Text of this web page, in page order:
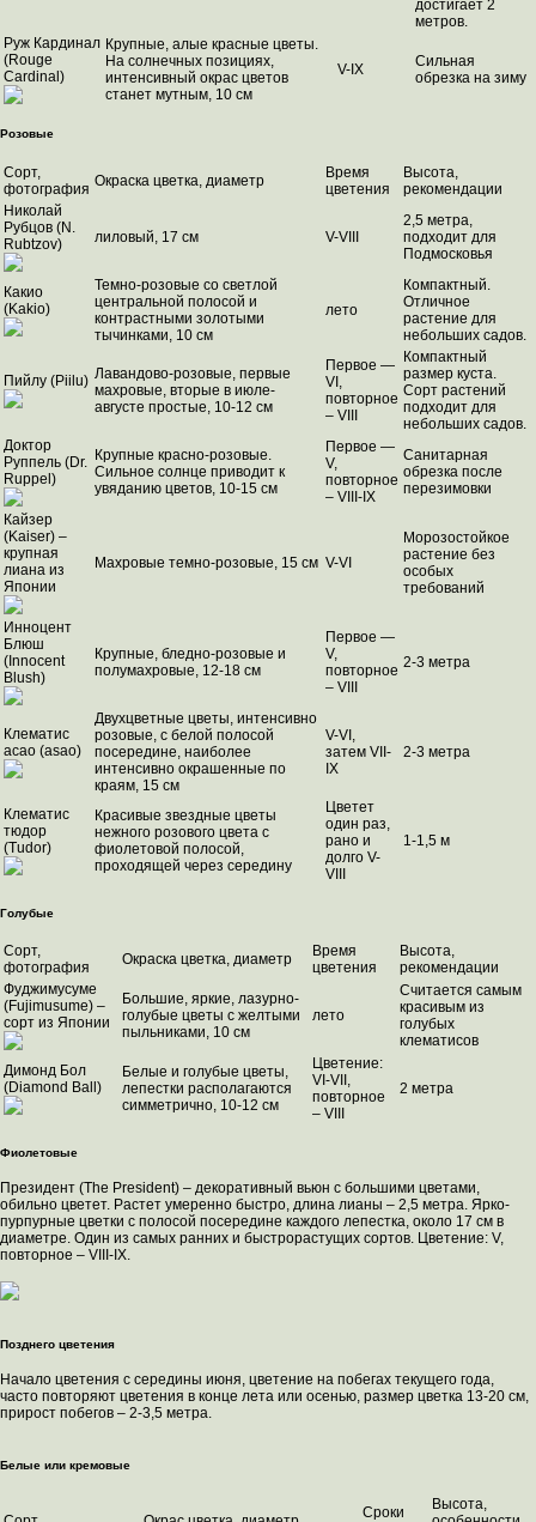
достигает 2
метров.
Руж Кардинал
(Rouge
Cardinal)
Крупные, алые красные цветы.
На солнечных позициях,
интенсивный окрас цветов
станет мутным, 10 см
V-IX
Сильная
обрезка на зиму
Розовые
Сорт,
фотография Окраска цветка, диаметр
Время
цветения
Высота,
рекомендации
Николай
Рубцов (N.
Rubtzov)
лиловый, 17 см V-VIII
2,5 метра,
подходит для
Подмосковья
Какио
(Kakio)
Темно-розовые со светлой
центральной полосой и
контрастными золотыми
тычинками, 10 см
лето
Компактный.
Отличное
растение для
небольших садов.
Пийлу (Piilu) Лавандово-розовые, первые
махровые, вторые в июле-
августе простые, 10-12 см
Первое —
VI,
повторное
– VIII
Компактный
размер куста.
Сорт растений
подходит для
небольших садов.
Доктор
Руппель (Dr.
Ruppel)
Крупные красно-розовые.
Сильное солнце приводит к
увяданию цветов, 10-15 см
Первое —
V,
повторное
– VIII-IX
Санитарная
обрезка после
перезимовки
Кайзер
(Kaiser) –
крупная
лиана из
Японии
Махровые темно-розовые, 15 см V-VI
Морозостойкое
растение без
особых
требований
Инноцент
Блюш
(Innocent
Blush)
Крупные, бледно-розовые и
полумахровые, 12-18 см
Первое —
V,
повторное
– VIII
2-3 метра
Клематис
асао (asao)
Двухцветные цветы, интенсивно
розовые, с белой полосой
посередине, наиболее
интенсивно окрашенные по
краям, 15 см
V-VI,
затем VII-
IX
2-3 метра
Клематис
тюдор
(Tudor)
Красивые звездные цветы
нежного розового цвета с
фиолетовой полосой,
проходящей через середину
Цветет
один раз,
рано и
долго V-
VIII
1-1,5 м
Голубые
Сорт,
фотография
Окраска цветка, диаметр
Время
цветения
Высота,
рекомендации
Фуджимусуме
(Fujimusume) –
сорт из Японии
Большие, яркие, лазурно-
голубые цветы с желтыми
пыльниками, 10 см
лето
Считается самым
красивым из
голубых
клематисов
Димонд Бол
(Diamond Ball)
Белые и голубые цветы,
лепестки располагаются
симметрично, 10-12 см
Цветение:
VI-VII,
повторное
– VIII
2 метра
Фиолетовые
Президент (The President) – декоративный вьюн с большими цветами,
обильно цветет. Растет умеренно быстро, длина лианы – 2,5 метра. Ярко-
пурпурные цветки с полосой посередине каждого лепестка, около 17 см в
диаметре. Один из самых ранних и быстрорастущих сортов. Цветение: V,
повторное – VIII-IX.
Позднего цветения
Начало цветения с середины июня, цветение на побегах текущего года,
часто повторяют цветения в конце лета или осенью, размер цветка 13-20 см,
прирост побегов – 2-3,5 метра.
Белые или кремовые
Сроки
Высота,